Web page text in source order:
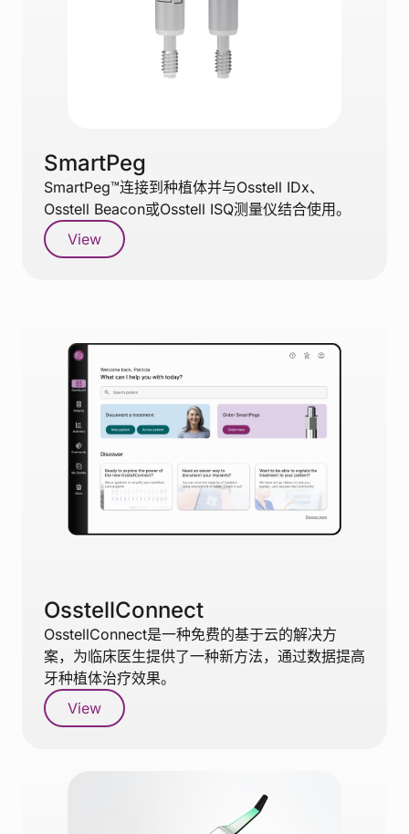
SmartPeg
SmartPeg™连接到种植体并与Osstell IDx、
Osstell Beacon或Osstell ISQ测量仪结合使用。
View
OsstellConnect
OsstellConnect是一种免费的基于云的解决方
案，为临床医生提供了一种新方法，通过数据提高
牙种植体治疗效果。
View